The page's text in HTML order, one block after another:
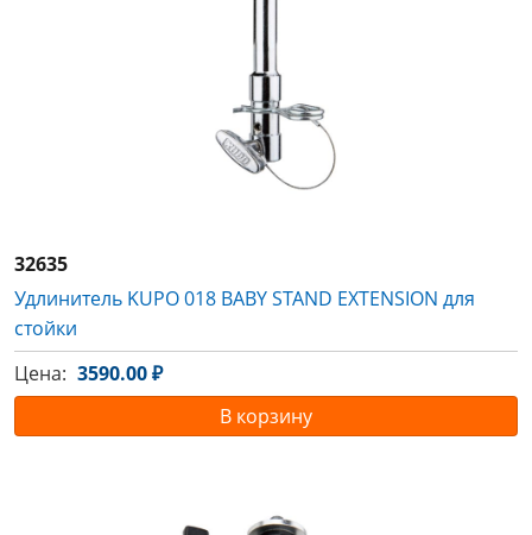
32635
Удлинитель KUPO 018 BABY STAND EXTENSION для
стойки
Цена: 3590.00 ₽
В корзину